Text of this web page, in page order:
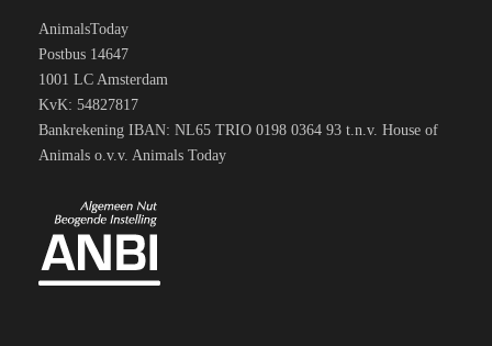
AnimalsToday
Postbus 14647
1001 LC Amsterdam
KvK: 54827817
Bankrekening IBAN: NL65 TRIO 0198 0364 93 t.n.v. House of
Animals o.v.v. Animals Today